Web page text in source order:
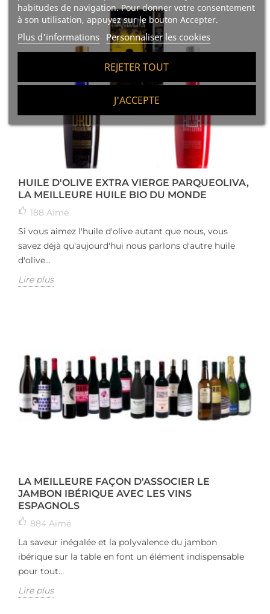
habitudes de navigation. Pour donner votre consentement
à son utilisation, appuyez sur le bouton Accepter.
Plus d'informations Personnaliser les cookies
REJETER TOUT
J'ACCEPTE
HUILE D'OLIVE EXTRA VIERGE PARQUEOLIVA,
LA MEILLEURE HUILE BIO DU MONDE
188 Aimé
Si vous aimez l'huile d'olive autant que nous, vous
savez déjà qu'aujourd'hui nous parlons d'autre huile
d'olive...
Lire plus
LA MEILLEURE FAÇON D'ASSOCIER LE
JAMBON IBÉRIQUE AVEC LES VINS
ESPAGNOLS
884 Aimé
La saveur inégalée et la polyvalence du jambon
ibérique sur la table en font un élément indispensable
pour tout...
Lire plus